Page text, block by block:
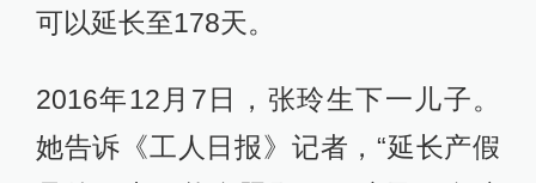
可以延长至178天。
2016年12月7日，张玲生下一儿子。
她告诉《工人日报》记者，“延长产假